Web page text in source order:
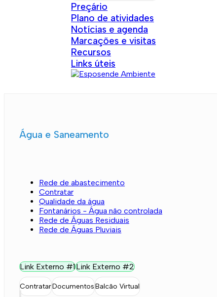
Preçário
Plano de atividades
Notícias e agenda
Marcações e visitas
Recursos
Links úteis
Água e Saneamento
Rede de abastecimento
Contratar
Qualidade da água
Fontanários - Água não controlada
Rede de Águas Residuais
Rede de Águas Pluviais
Link Externo #1Link Externo #2
ContratarDocumentosBalcão Virtual